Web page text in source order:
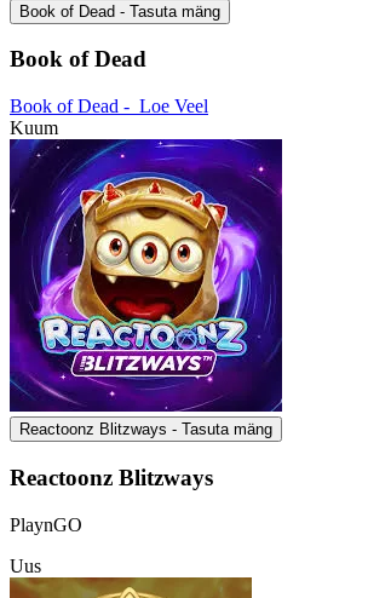
Book of Dead - Tasuta mäng
Book of Dead
Book of Dead - Loe Veel
Kuum
Reactoonz Blitzways - Tasuta mäng
Reactoonz Blitzways
PlaynGO
Uus